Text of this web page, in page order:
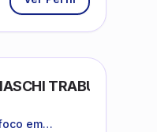
TRABUCO
em